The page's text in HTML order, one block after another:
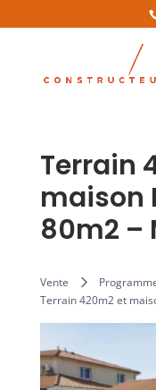
Terrain
maison
80m2 –
Vente
Terrain 420m2 et